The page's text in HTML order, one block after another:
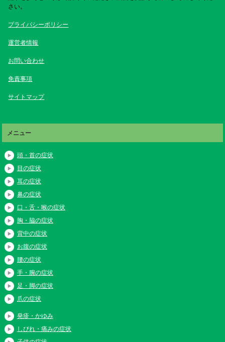
さい。
プライバシーポリシー
運営者情報
お問い合わせ
免責事項
サイトマップ
メニュー
頭・首の症状
目の症状
耳の症状
鼻の症状
口・舌・喉の症状
胸・脇の症状
背中の症状
お腹の症状
腰の症状
手・腕の症状
足・脚の症状
爪の症状
発疹・かゆみ
しびれ・痛みの症状